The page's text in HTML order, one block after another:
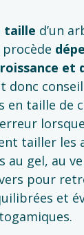
taille d’un
et
donc
en taille de
tailler les
au gel, au
pour
et